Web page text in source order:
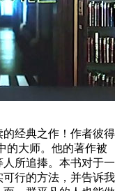
的经典之作！作者彼得
的大师。他的著作被
人所追捧。本书对于一
行的方法，并告诉我